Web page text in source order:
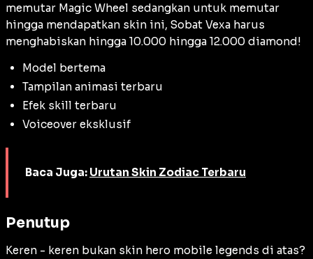
memutar Magic Wheel sedangkan untuk memutar
hingga mendapatkan skin ini, Sobat Vexa harus
menghabiskan hingga 10.000 hingga 12.000 diamond!
Model bertema
Tampilan animasi terbaru
Efek skill terbaru
Voiceover eksklusif
Baca Juga: Urutan Skin Zodiac Terbaru
Penutup
Keren - keren bukan skin hero mobile legends di atas?